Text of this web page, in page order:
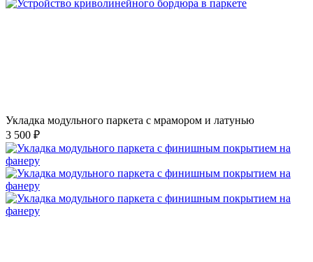
Укладка модульного паркета с мрамором и латунью
3 500 ₽